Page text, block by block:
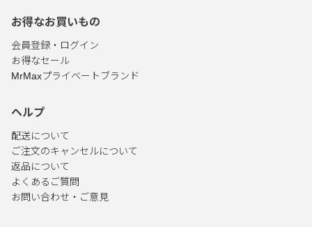
お得なお買いもの
会員登録・ログイン
お得なセール
MrMaxプライベートブランド
ヘルプ
配送について
ご注文のキャンセルについて
返品について
よくあるご質問
お問い合わせ・ご意見